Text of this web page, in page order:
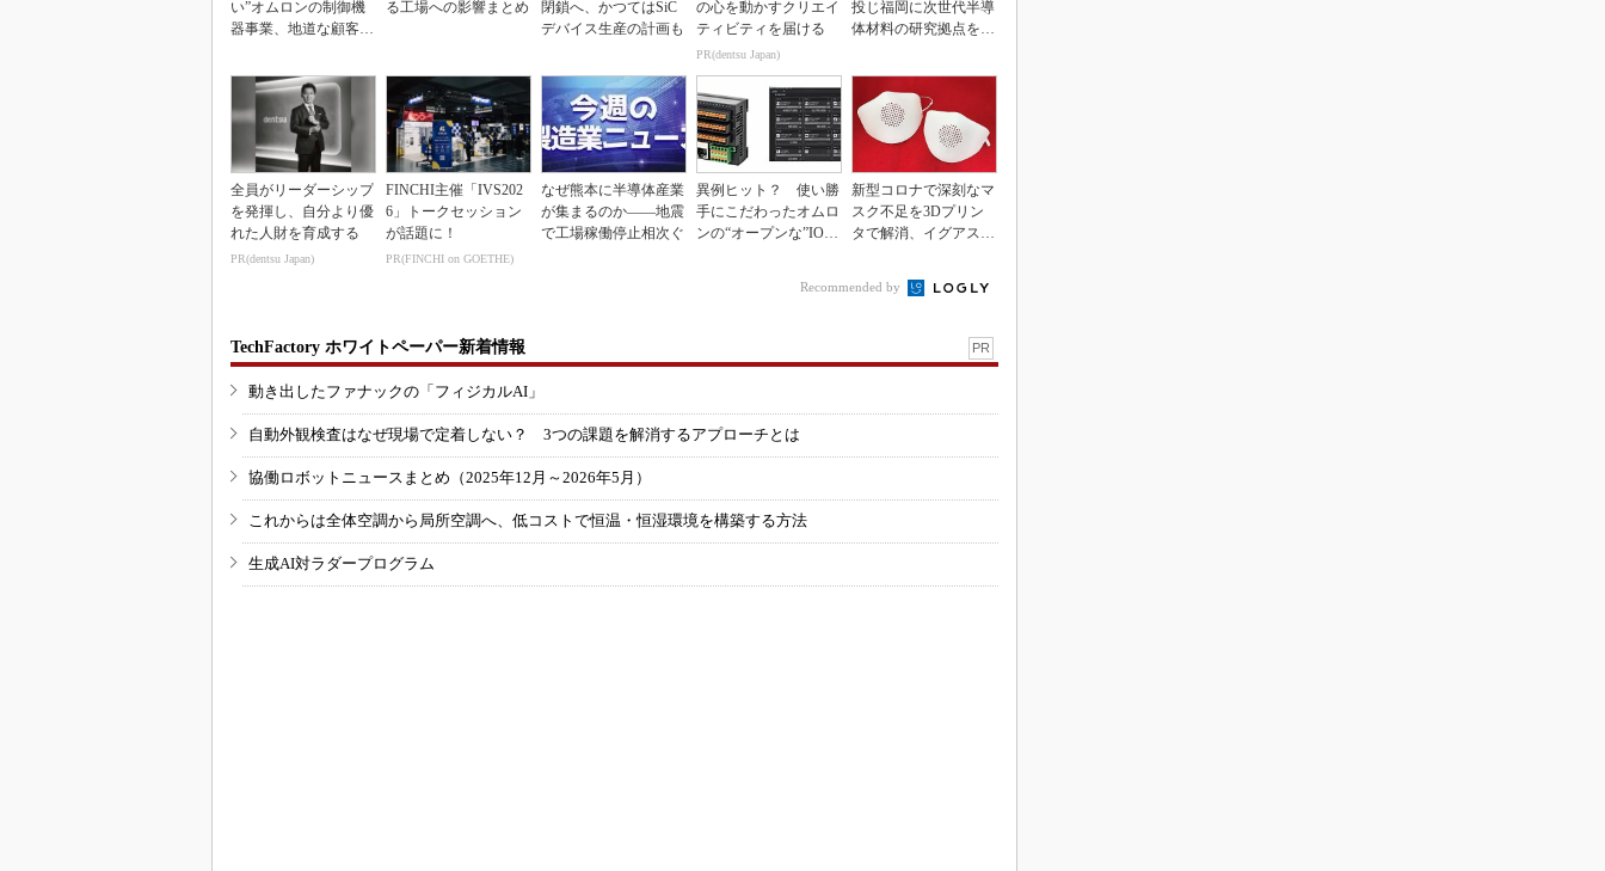
い”オムロンの制御機
器事業、地道な顧客基
る工場への影響まとめ
閉鎖へ、かつてはSiC
デバイス生産の計画も
の心を動かすクリエイ
ティビティを届ける
PR(dentsu Japan)
投じ福岡に次世代半導
体材料の研究拠点を開
全員がリーダーシップ
を発揮し、自分より優
れた人財を育成する
PR(dentsu Japan)
FINCHI主催「IVS202
6」トークセッション
が話題に！
PR(FINCHI on GOETHE)
なぜ熊本に半導体産業
が集まるのか――地震
で工場稼働停止相次ぐ
異例ヒット？ 使い勝
手にこだわったオムロ
ンの“オープンな”IO-L
新型コロナで深刻なマ
スク不足を3Dプリン
タで解消、イグアスが
Recommended by
TechFactory ホワイトペーパー新着情報 PR
動き出したファナックの「フィジカルAI」
自動外観検査はなぜ現場で定着しない？ 3つの課題を解消するアプローチとは
協働ロボットニュースまとめ（2025年12月～2026年5月）
これからは全体空調から局所空調へ、低コストで恒温・恒湿環境を構築する方法
生成AI対ラダープログラム